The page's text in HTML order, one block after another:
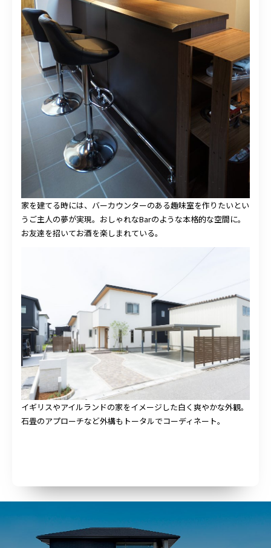
家を建てる時には、バーカウンターのある趣味室を作りたいとい
うご主人の夢が実現。おしゃれなBarのような本格的な空間に。
お友達を招いてお酒を楽しまれている。
イギリスやアイルランドの家をイメージした白く爽やかな外観。
石畳のアプローチなど外構もトータルでコーディネート。